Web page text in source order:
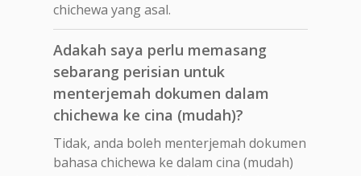
chichewa yang asal.
Adakah saya perlu memasang
sebarang perisian untuk
menterjemah dokumen dalam
chichewa ke cina (mudah)?
Tidak, anda boleh menterjemah dokumen
bahasa chichewa ke dalam cina (mudah)